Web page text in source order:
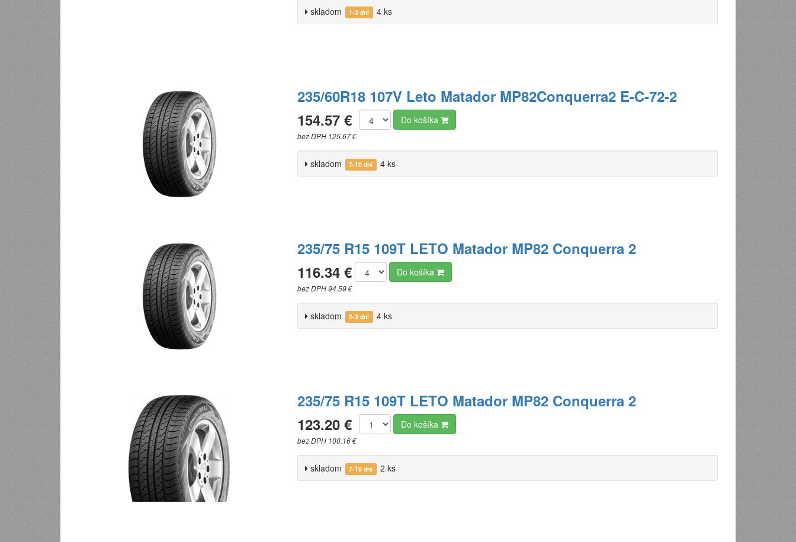
skladom 1-3 dni 4 ks
235/60R18 107V Leto Matador MP82Conquerra2 E-C-72-2
154.57 €
bez DPH 125.67 €
Do košíka
skladom 7-10 dní 4 ks
235/75 R15 109T LETO Matador MP82 Conquerra 2
116.34 €
bez DPH 94.59 €
Do košíka
skladom 2-3 dni 4 ks
235/75 R15 109T LETO Matador MP82 Conquerra 2
123.20 €
bez DPH 100.16 €
Do košíka
skladom 7-10 dní 2 ks